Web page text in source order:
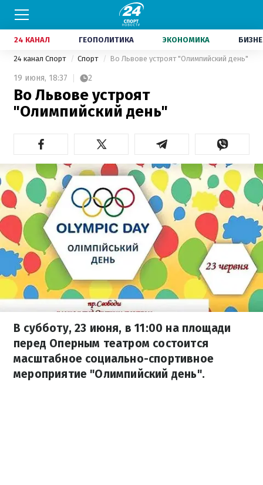
24 КАНАЛ ГЕОПОЛИТИКА ЭКОНОМИКА
24 канал Спорт Спорт Во Львове устроят "Олимпийский день"
19 июня, 18:37 2
Во Львове устроят
"Олимпийский день"
В субботу, 23 июня, в 11:00 на площади
перед Оперным театром состоится
масштабное социально-спортивное
мероприятие "Олимпийский день".